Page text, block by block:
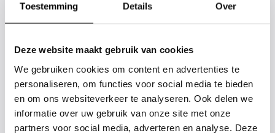
Toestemming Details Over
Deze website maakt gebruik van cookies
We gebruiken cookies om content en advertenties te
personaliseren, om functies voor social media te bieden
en om ons websiteverkeer te analyseren. Ook delen we
informatie over uw gebruik van onze site met onze
partners voor social media, adverteren en analyse. Deze
gaan we voor u kijken. Stuur ons
vorm. Wilt u weten hoe uw plant of
boom er ongeveer eruit ziet? We
kunnen u een foto sturen.
info@tuinplantenbezorgd.nl